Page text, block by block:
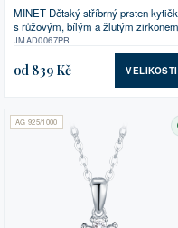
MINET Dětský stříbrný prsten
s růžovým, bílým a žlutým zirkonem
JMAD0067PR
od 839 Kč VELIKOSTI
AG 925/1000